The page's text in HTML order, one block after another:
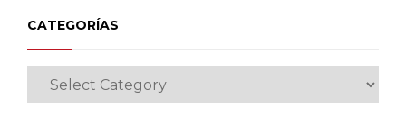
CATEGORÍAS